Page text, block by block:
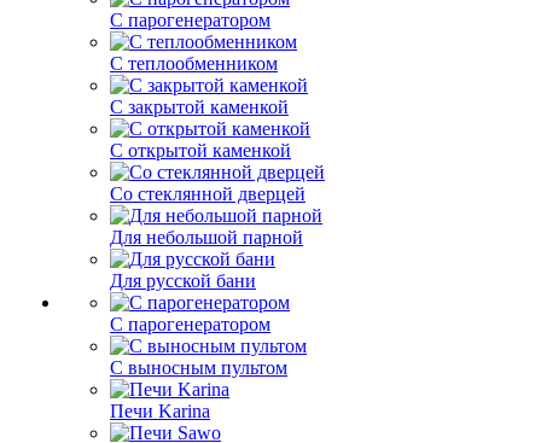
С парогенератором
С теплообменником
С закрытой каменкой
С открытой каменкой
Со стеклянной дверцей
Для небольшой парной
Для русской бани
С парогенератором
С выносным пультом
Печи Karina